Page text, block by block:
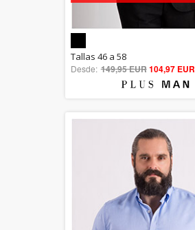
out of 5
Tallas 46 a 58
Desde: 149,95 EUR104,97 EUR